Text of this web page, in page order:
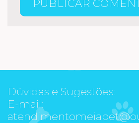
Dúvidas e Sugestões:
E-mail: